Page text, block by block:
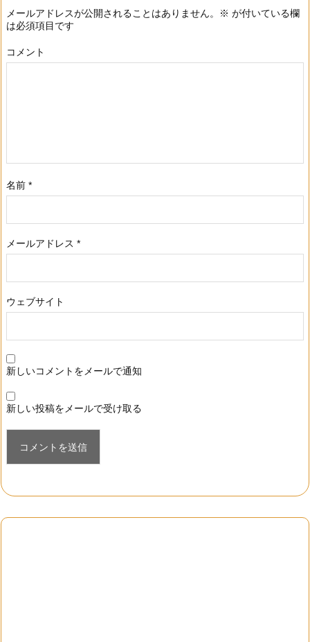
メールアドレスが公開されることはありません。 ※ が付いている欄
は必須項目です
コメント
名前 *
メールアドレス *
ウェブサイト
新しいコメントをメールで通知
新しい投稿をメールで受け取る